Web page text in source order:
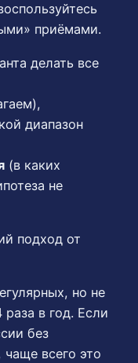
приёмами.
делать все
диапазон
(в каких
не
подход от
но не
в год. Если
без
всего это